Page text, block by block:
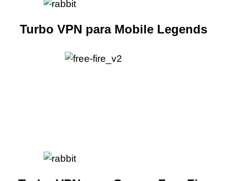
Turbo VPN para Mobile Legends